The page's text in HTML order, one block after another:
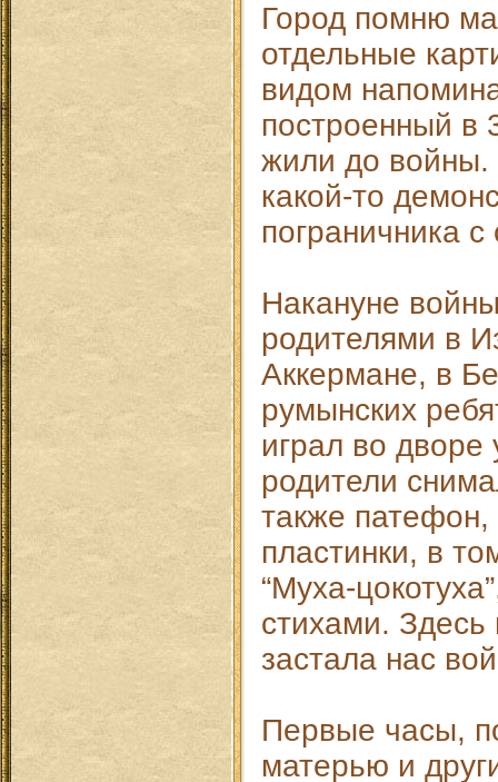
Город помню
отдельные
видом
построенный в
жили до
какой-то
пограничника
Накануне
родителями в
Аккермане, в
румынских
играл во
родители
также патефон,
пластинки, в
“Муха-
стихами. Здесь
застала нас
Первые часы,
матерью и